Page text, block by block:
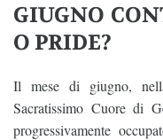
GIUGNO
O PRIDE?
Il mese di giugno,
Sacratissimo Cuore di
progressivamente